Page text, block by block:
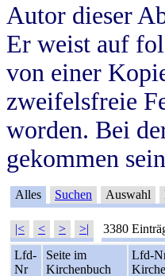
Autor dieser
Er weist auf
von einer
zweifelsfreie
worden. Bei
gekommen
Alles Suchen Auswahl
|< < > >| 3380
Lfd-
Nr
Seite im
Kirchenbuch
Lfd-